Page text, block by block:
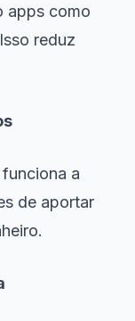
apps como
reduz
a
de aportar